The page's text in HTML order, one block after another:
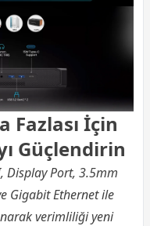
Fazlası İçin
Güçlendirin
Display Port, 3.5mm
Gigabit Ethernet ile
verimliliği yeni